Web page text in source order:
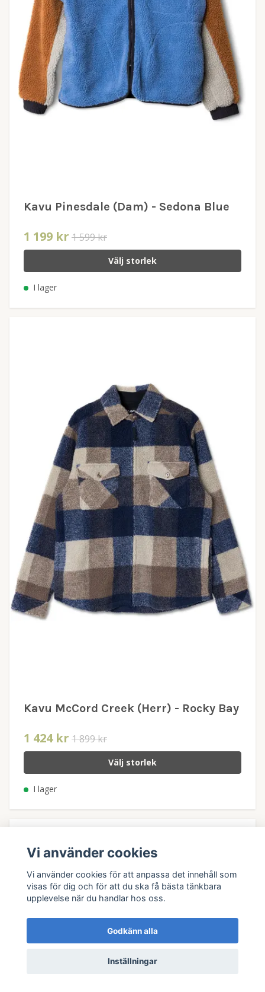
Kavu Pinesdale (Dam) - Sedona Blue
1 199 kr 1 599 kr
Välj storlek
I lager
Kavu McCord Creek (Herr) - Rocky Bay
1 424 kr 1 899 kr
Välj storlek
I lager
Vi använder cookies
Vi använder cookies för att anpassa det innehåll som
visas för dig och för att du ska få bästa tänkbara
upplevelse när du handlar hos oss.
Godkänn alla
Inställningar